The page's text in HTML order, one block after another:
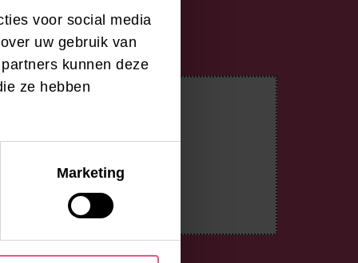
voor social media
uw gebruik van
kunnen deze
ze hebben
Marketing